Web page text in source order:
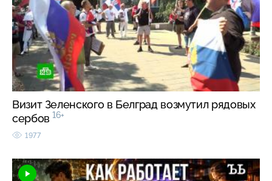
Визит Зеленского в Белград возмутил рядовых
сербов 16+
1977